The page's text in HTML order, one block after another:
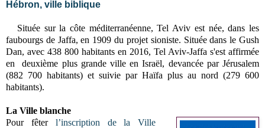
Hébron, ville biblique
Située sur la côte méditerranéenne, Tel Aviv est née, dans les
faubourgs de Jaffa, en 1909 du projet sioniste. Située dans le Gush
Dan, avec 438 800 habitants en 2016, Tel Aviv-Jaffa s'est affirmée
en deuxième plus grande ville en Israël, devancée par Jérusalem
(882 700 habitants) et suivie par Haïfa plus au nord (279 600
habitants).
La Ville blanche
Pour fêter l’inscription de la Ville